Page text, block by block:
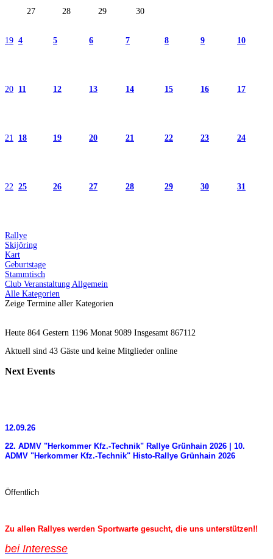
27 28 29 30
19 4 5 6 7 8 9 10
20 11 12 13 14 15 16 17
21 18 19 20 21 22 23 24
22 25 26 27 28 29 30 31
Rallye
Skijöring
Kart
Geburtstage
Stammtisch
Club Veranstaltung Allgemein
Alle Kategorien
Zeige Termine aller Kategorien
Heute 864 Gestern 1196 Monat 9089 Insgesamt 867112
Aktuell sind 43 Gäste und keine Mitglieder online
Next Events
12.09.26
22. ADMV "Herkommer Kfz.-Technik" Rallye Grünhain 2026 | 10.
ADMV "Herkommer Kfz.-Technik" Histo-Rallye Grünhain 2026
Öffentlich
Zu allen Rallyes werden Sportwarte gesucht, die uns unterstützen!!
bei Interesse